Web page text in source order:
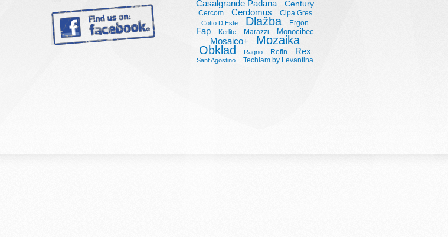
Casalgrande Padana Century
Cercom Cerdomus Cipa Gres
Cotto D Este Dlažba Ergon
Fap Kerlite Marazzi Monocibec
Mosaico+ Mozaika
Obklad Ragno Refin Rex
Sant Agostino Techlam by Levantina